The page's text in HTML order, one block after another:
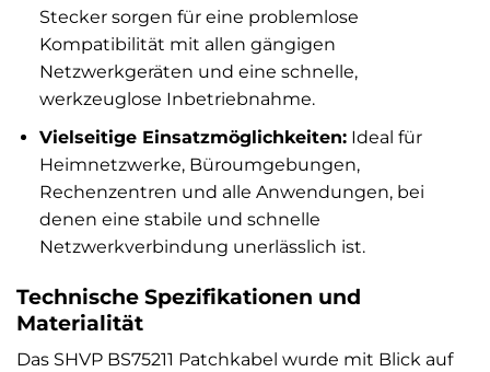
Stecker sorgen für eine problemlose
Kompatibilität mit allen gängigen
Netzwerkgeräten und eine schnelle,
werkzeuglose Inbetriebnahme.
Vielseitige Einsatzmöglichkeiten:Ideal für
Heimnetzwerke, Büroumgebungen,
Rechenzentren und alle Anwendungen, bei
denen eine stabile und schnelle
Netzwerkverbindung unerlässlich ist.
Technische Spezifikationen und
Materialität
Das SHVP BS75211 Patchkabel wurde mit Blick auf